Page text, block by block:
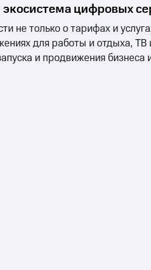
цифровых
не только о тарифах и
для работы и отдыха,
и продвижения